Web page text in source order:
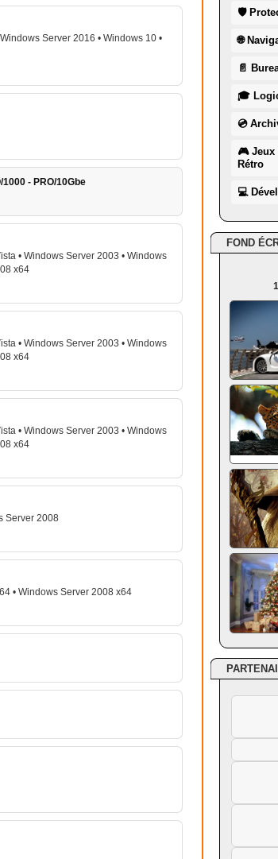
Server 2016 • Windows 10 •
- PRO/10Gbe
• Windows Server 2003 • Windows
x64
• Windows Server 2003 • Windows
x64
• Windows Server 2003 • Windows
x64
Server 2008
• Windows Server 2008 x64
🛡
🌐
📄
🎓
💿
🎮 Jeux
Rétro
💻
FOND